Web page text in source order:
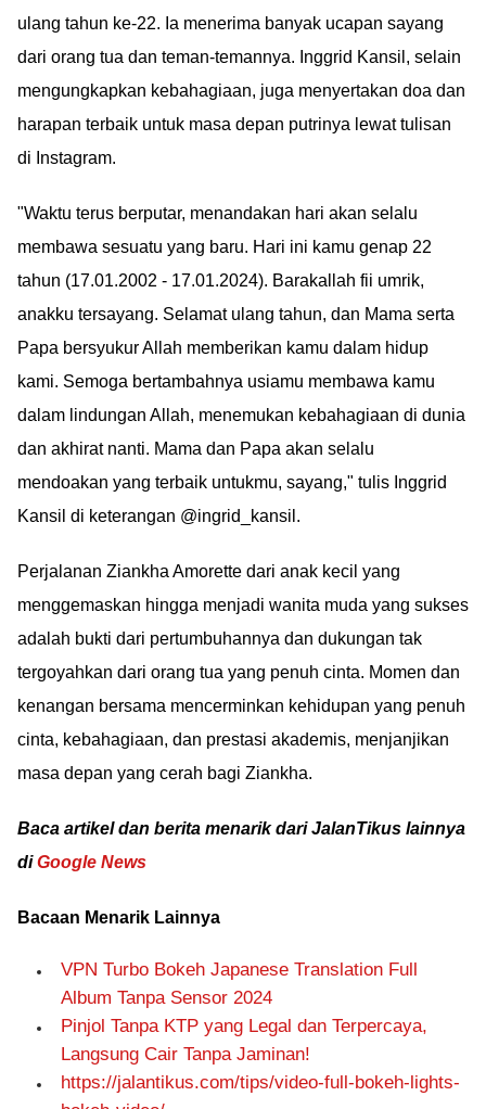
ulang tahun ke-22. Ia menerima banyak ucapan sayang
dari orang tua dan teman-temannya. Inggrid Kansil, selain
mengungkapkan kebahagiaan, juga menyertakan doa dan
harapan terbaik untuk masa depan putrinya lewat tulisan
di Instagram.
"Waktu terus berputar, menandakan hari akan selalu
membawa sesuatu yang baru. Hari ini kamu genap 22
tahun (17.01.2002 - 17.01.2024). Barakallah fii umrik,
anakku tersayang. Selamat ulang tahun, dan Mama serta
Papa bersyukur Allah memberikan kamu dalam hidup
kami. Semoga bertambahnya usiamu membawa kamu
dalam lindungan Allah, menemukan kebahagiaan di dunia
dan akhirat nanti. Mama dan Papa akan selalu
mendoakan yang terbaik untukmu, sayang," tulis Inggrid
Kansil di keterangan @ingrid_kansil.
Perjalanan Ziankha Amorette dari anak kecil yang
menggemaskan hingga menjadi wanita muda yang sukses
adalah bukti dari pertumbuhannya dan dukungan tak
tergoyahkan dari orang tua yang penuh cinta. Momen dan
kenangan bersama mencerminkan kehidupan yang penuh
cinta, kebahagiaan, dan prestasi akademis, menjanjikan
masa depan yang cerah bagi Ziankha.
Baca artikel dan berita menarik dari JalanTikus lainnya
diGoogle News
Bacaan Menarik Lainnya
VPN Turbo Bokeh Japanese Translation Full
Album Tanpa Sensor 2024
Pinjol Tanpa KTP yang Legal dan Terpercaya,
Langsung Cair Tanpa Jaminan!
https://jalantikus.com/tips/video-full-bokeh-lights-